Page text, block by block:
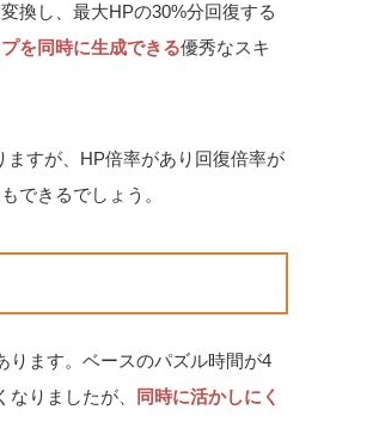
換し、最大HPの30%分回復する
を同時に生成できる優秀なスキ
すが、HP倍率があり回復倍率が
できるでしょう。
ります。ベースのパズル時間が4
りましたが、
同時に活かしにく